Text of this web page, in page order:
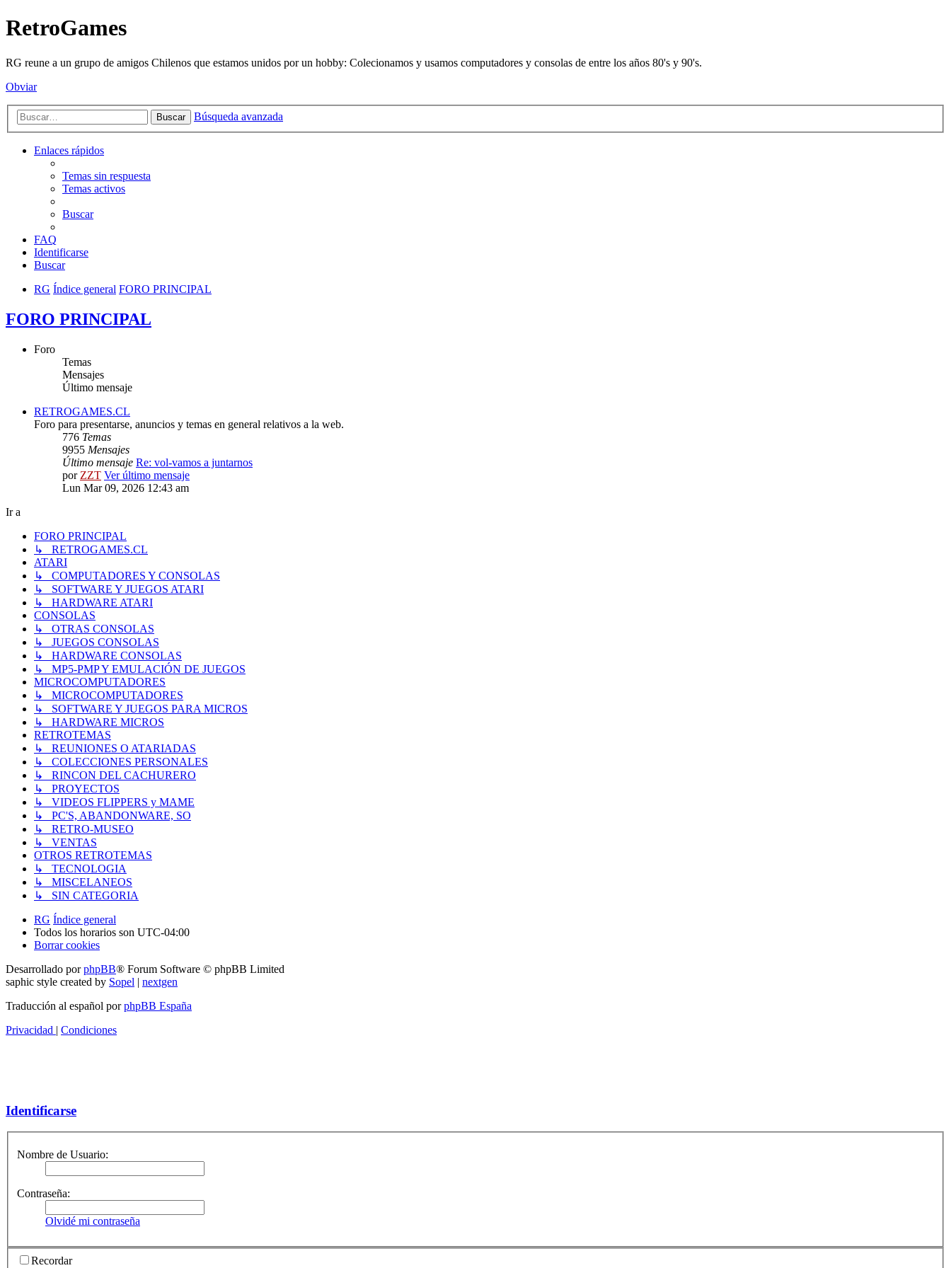
RetroGames
RG reune a un grupo de amigos Chilenos que estamos unidos por un hobby: Colecionamos y usamos computadores y consolas de entre los años 80's y 90's.
Obviar
Buscar Búsqueda avanzada
Enlaces rápidos
Temas sin respuesta
Temas activos
Buscar
FAQ
Identificarse
Buscar
RG Índice general FORO PRINCIPAL
FORO PRINCIPAL
Foro
Temas
Mensajes
Último mensaje
RETROGAMES.CL
Foro para presentarse, anuncios y temas en general relativos a la web.
776 Temas
9955 Mensajes
Último mensaje Re: vol-vamos a juntarnos
por ZZT Ver último mensaje
Lun Mar 09, 2026 12:43 am
Ir a
FORO PRINCIPAL
↳ RETROGAMES.CL
ATARI
↳ COMPUTADORES Y CONSOLAS
↳ SOFTWARE Y JUEGOS ATARI
↳ HARDWARE ATARI
CONSOLAS
↳ OTRAS CONSOLAS
↳ JUEGOS CONSOLAS
↳ HARDWARE CONSOLAS
↳ MP5-PMP Y EMULACIÓN DE JUEGOS
MICROCOMPUTADORES
↳ MICROCOMPUTADORES
↳ SOFTWARE Y JUEGOS PARA MICROS
↳ HARDWARE MICROS
RETROTEMAS
↳ REUNIONES O ATARIADAS
↳ COLECCIONES PERSONALES
↳ RINCON DEL CACHURERO
↳ PROYECTOS
↳ VIDEOS FLIPPERS y MAME
↳ PC'S, ABANDONWARE, SO
↳ RETRO-MUSEO
↳ VENTAS
OTROS RETROTEMAS
↳ TECNOLOGIA
↳ MISCELANEOS
↳ SIN CATEGORIA
RG Índice general
Todos los horarios son UTC-04:00
Borrar cookies
Desarrollado porphpBB® Forum Software © phpBB Limited
saphic style created by Sopel | nextgen
Traducción al español porphpBB España
Privacidad | Condiciones
Identificarse
Nombre de Usuario:
Contraseña:
Olvidé mi contraseña
Recordar